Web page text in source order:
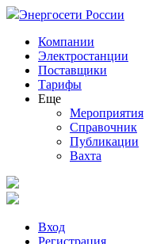
Энергосети России
Компании
Электростанции
Поставщики
Тарифы
Еще
Мероприятия
Справочник
Публикации
Вахта
Вход
Регистрация